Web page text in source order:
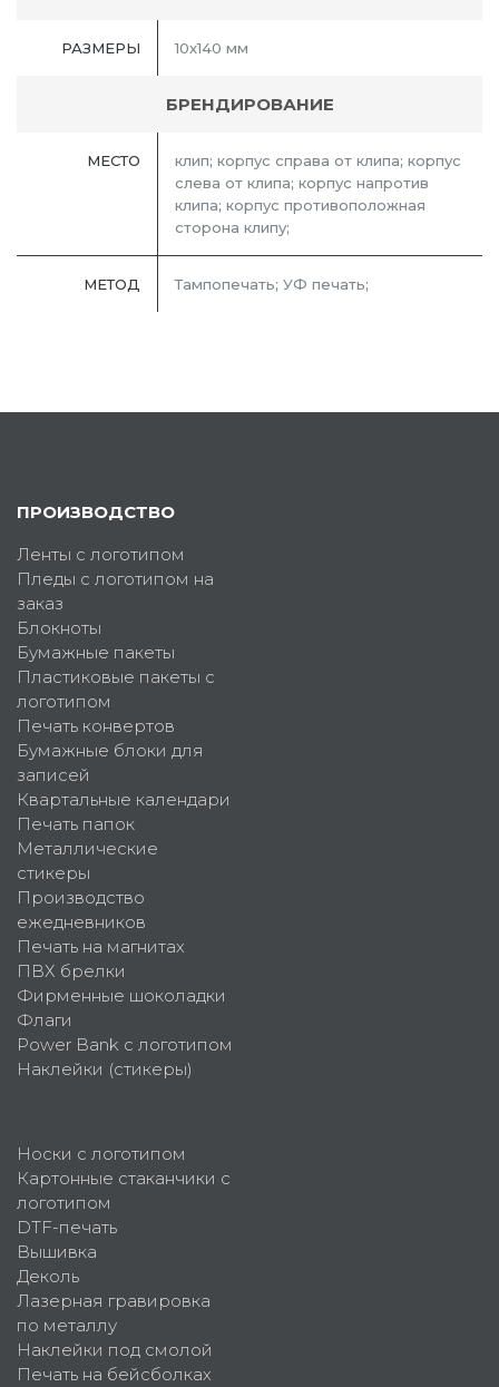
РАЗМЕРЫ 10х140 мм
БРЕНДИРОВАНИЕ
МЕСТО
клип; корпус справа от клипа; корпус
слева от клипа; корпус напротив
клипа; корпус противоположная
сторона клипу;
МЕТОД Тампопечать; УФ печать;
ПРОИЗВОДСТВО
Ленты с логотипом
Пледы с логотипом на
заказ
Блокноты
Бумажные пакеты
Пластиковые пакеты с
логотипом
Печать конвертов
Бумажные блоки для
записей
Квартальные календари
Печать папок
Металлические
стикеры
Производство
ежедневников
Печать на магнитах
ПВХ брелки
Фирменные шоколадки
Флаги
Power Bank с логотипом
Наклейки (стикеры)
Носки с логотипом
Картонные стаканчики с
логотипом
DTF-печать
Вышивка
Деколь
Лазерная гравировка
по металлу
Наклейки под смолой
Печать на бейсболках